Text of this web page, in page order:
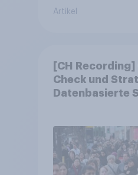
Artikel
[CH
Check und
Datenbasierte